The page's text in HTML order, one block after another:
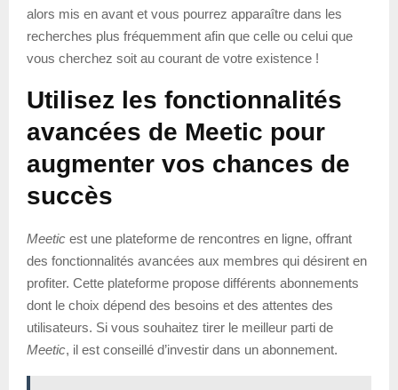
alors mis en avant et vous pourrez apparaître dans les
recherches plus fréquemment afin que celle ou celui que
vous cherchez soit au courant de votre existence !
Utilisez les fonctionnalités
avancées de Meetic pour
augmenter vos chances de
succès
Meetic est une plateforme de rencontres en ligne, offrant
des fonctionnalités avancées aux membres qui désirent en
profiter. Cette plateforme propose différents abonnements
dont le choix dépend des besoins et des attentes des
utilisateurs. Si vous souhaitez tirer le meilleur parti de
Meetic, il est conseillé d’investir dans un abonnement.